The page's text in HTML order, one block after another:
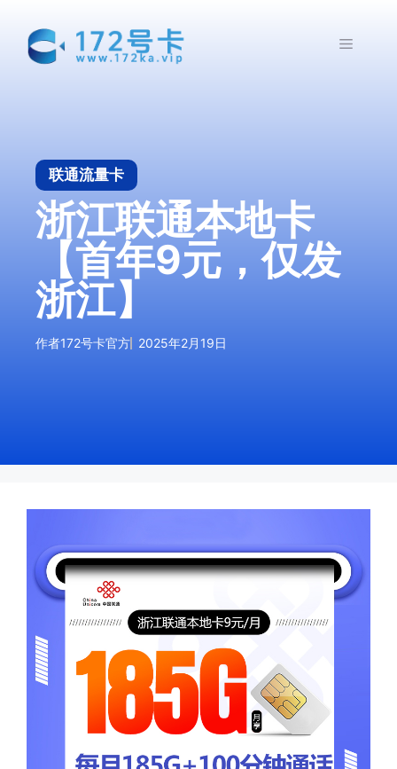
菜
联通流量卡
浙江联通本地卡
【首年9元，仅发
浙江】
作者172号卡官方 2025年2月19日